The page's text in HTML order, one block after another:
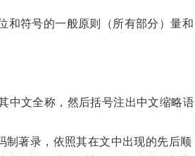
和符号的一般原则（所有部分）量和
中文全称，然后括号注出中文缩略语
制著录，依照其在文中出现的先后顺